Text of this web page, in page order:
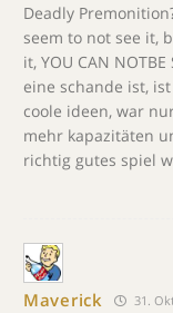
Deadly
seem to not see it,
it, YOU CAN NOTBE
eine schande ist,
coole ideen, war
mehr kapazitäten
richtig gutes spiel
Maverick 31.